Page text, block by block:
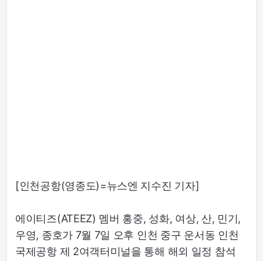
[인천공항(영종도)=뉴스엔 지수진 기자]
에이티즈(ATEEZ) 멤버 홍중, 성화, 여상, 산, 민기,
우영, 종호가 7월 7일 오후 인천 중구 운서동 인천
국제공항 제 2여객터미널을 통해 해외 일정 참석